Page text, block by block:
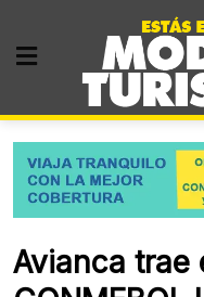
content
Avianca trae